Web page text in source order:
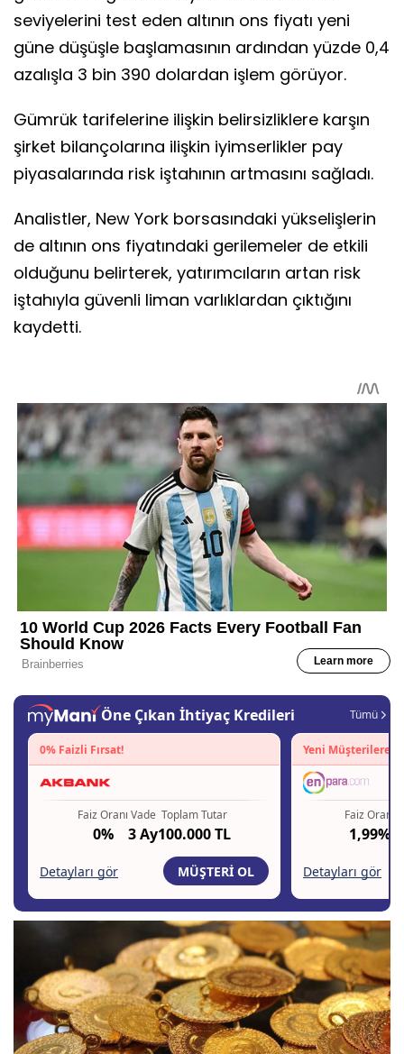
seviyelerini test eden altının ons fiyatı yeni
güne düşüşle başlamasının ardından yüzde 0,4
azalışla 3 bin 390 dolardan işlem görüyor.
Gümrük tarifelerine ilişkin belirsizliklere karşın
şirket bilançolarına ilişkin iyimserlikler pay
piyasalarında risk iştahının artmasını sağladı.
Analistler, New York borsasındaki yükselişlerin
de altının ons fiyatındaki gerilemeler de etkili
olduğunu belirterek, yatırımcıların artan risk
iştahıyla güvenli liman varlıklardan çıktığını
kaydetti.